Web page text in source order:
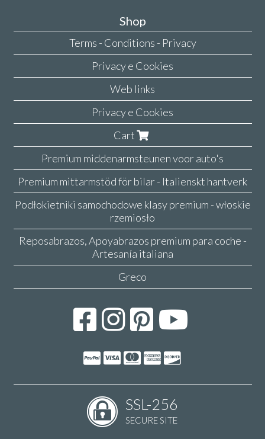
Shop
Terms - Conditions - Privacy
Privacy e Cookies
Web links
Privacy e Cookies
Cart
Premium middenarmsteunen voor auto's
Premium mittarmstöd för bilar - Italienskt hantverk
Podłokietniki samochodowe klasy premium - włoskie
rzemiosło
Reposabrazos, Apoyabrazos premium para coche -
Artesanía italiana
Greco
SSL-256
SECURE SITE